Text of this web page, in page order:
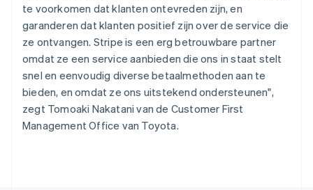
te voorkomen dat klanten ontevreden zijn, en
garanderen dat klanten positief zijn over de service die
ze ontvangen. Stripe is een erg betrouwbare partner
omdat ze een service aanbieden die ons in staat stelt
snel en eenvoudig diverse betaalmethoden aan te
bieden, en omdat ze ons uitstekend ondersteunen",
zegt Tomoaki Nakatani van de Customer First
Management Office van Toyota.
English Svenska
Frankrijk
FrançaisEnglish
Gibraltar
Griekenland
English
English